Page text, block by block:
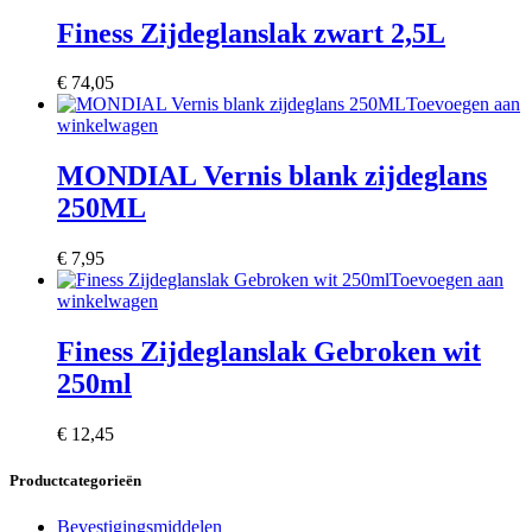
Finess Zijdeglanslak zwart 2,5L
€ 74,05
Toevoegen aan
winkelwagen
MONDIAL Vernis blank zijdeglans
250ML
€ 7,95
Toevoegen aan
winkelwagen
Finess Zijdeglanslak Gebroken wit
250ml
€ 12,45
Productcategorieën
Bevestigingsmiddelen